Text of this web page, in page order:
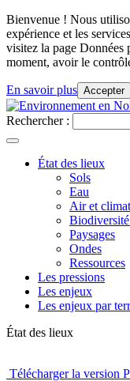
Bienvenue ! Nous
expérience et les
visitez la page Données
moment, avoir le
En savoir plus Accepter
Rechercher :
État des lieux
Sols
Eau
Air et climat
Paysages
Ondes
Ressources
Les pressions
Les enjeux
Les enjeux par
État des lieux
Télécharger la version